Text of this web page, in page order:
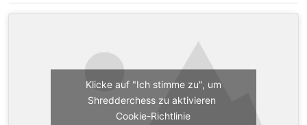
Klicke auf "Ich stimme zu", um
Shredderchess zu aktivieren
Cookie-Richtlinie